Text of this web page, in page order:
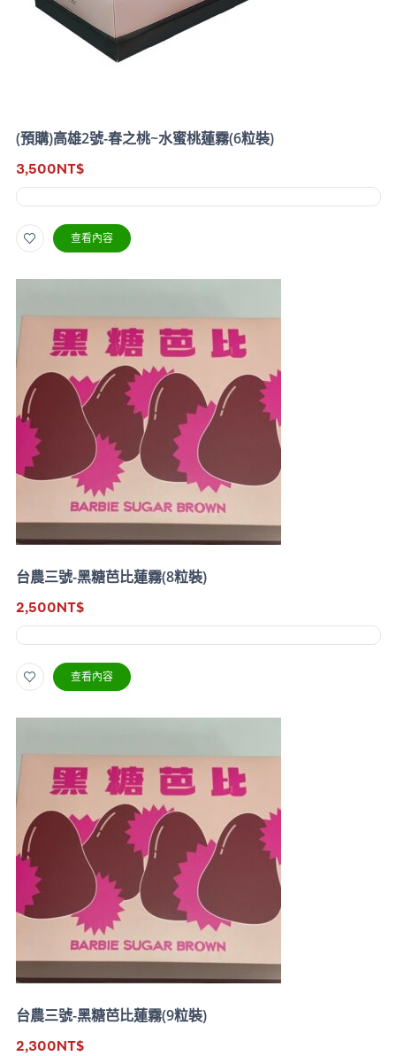
(預購)高雄2號-春之桃~水蜜桃蓮霧(6粒裝)
3,500NT$
查看內容
台農三號-黑糖芭比蓮霧(8粒裝)
2,500NT$
查看內容
台農三號-黑糖芭比蓮霧(9粒裝)
2,300NT$